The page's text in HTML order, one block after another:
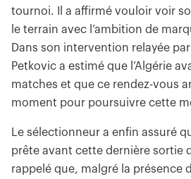
tournoi. Il a affirmé vouloir voir
le terrain avec l’ambition de
Dans son intervention relayée
Petkovic a estimé que l’Algérie
matches et que ce rendez-vous
moment pour poursuivre cette
Le sélectionneur a enfin assuré
prête avant cette dernière sortie
rappelé que, malgré la présence